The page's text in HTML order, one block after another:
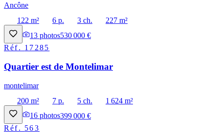
Ancône
122 m²
6 p. 3 ch.
227 m²
13 photos530 000 €
Réf. 17285
Quartier est de Montelimar
montelimar
200 m²
7 p. 5 ch.
1 624 m²
16 photos399 000 €
Réf. 563